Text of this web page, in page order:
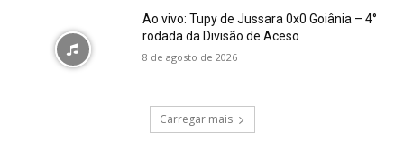
Ao vivo: Tupy de Jussara 0x0 Goiânia – 4°
rodada da Divisão de Aceso
8 de agosto de 2026
Carregar mais